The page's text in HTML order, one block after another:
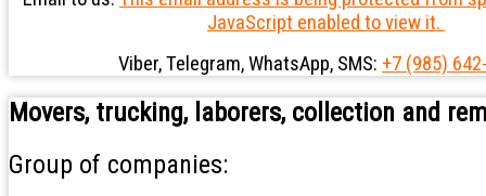
JavaScript enabled to view it.
Viber, Telegram, WhatsApp, SMS: +7 (985)
Movers, trucking, laborers, collection and
Group of companies: